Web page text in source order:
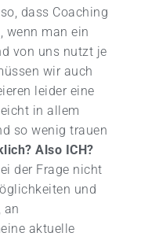
dass Coaching
wenn man ein
von uns nutzt je
wir auch
leider eine
in allem
so wenig trauen
Also ICH?
der Frage nicht
und
an
aktuelle